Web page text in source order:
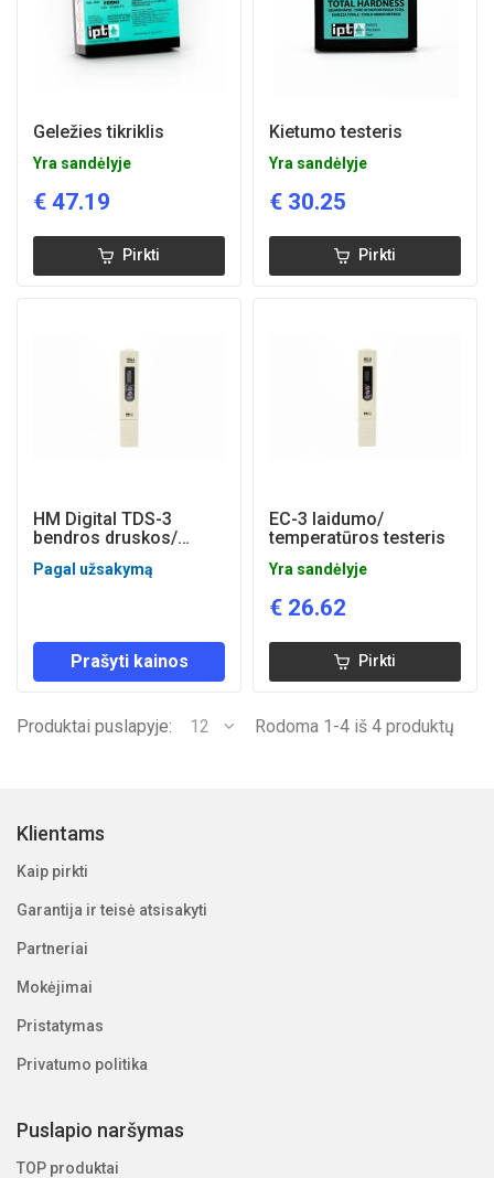
Geležies tikriklis
Yra sandėlyje
€ 47.19
Pirkti
Kietumo testeris
Yra sandėlyje
€ 30.25
Pirkti
HM Digital TDS-3
bendros druskos/
matuoklis
Pagal užsakymą
Prašyti kainos
EC-3 laidumo/
temperatūros testeris
Yra sandėlyje
€ 26.62
Pirkti
Produktai puslapyje: 12 Rodoma 1-4 iš 4 produktų
Klientams
Kaip pirkti
Garantija ir teisė atsisakyti
Partneriai
Mokėjimai
Pristatymas
Privatumo politika
Puslapio naršymas
TOP produktai